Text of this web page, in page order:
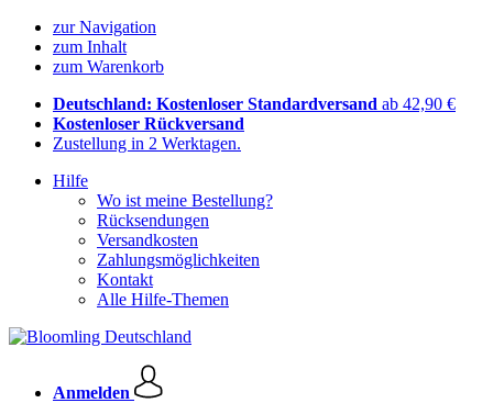
zur Navigation
zum Inhalt
zum Warenkorb
Deutschland: Kostenloser Standardversand ab 42,90 €
Kostenloser Rückversand
Zustellung in 2 Werktagen.
Hilfe
Wo ist meine Bestellung?
Rücksendungen
Versandkosten
Zahlungsmöglichkeiten
Kontakt
Alle Hilfe-Themen
Anmelden